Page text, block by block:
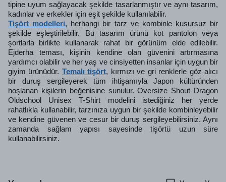
tipine uyum sağlayacak şekilde tasarlanmıştır ve aynı tasarım,
kadınlar ve erkekler için eşit şekilde kullanılabilir.
Tişört modelleri, herhangi bir tarz ve kombinle kusursuz bir
şekilde eşleştirilebilir. Bu tasarım ürünü kot pantolon veya
şortlarla birlikte kullanarak rahat bir görünüm elde edilebilir.
Ejderha teması, kişinin kendine olan güvenini artırmasına
yardımcı olabilir ve her yaş ve cinsiyetten insanlar için uygun bir
giyim ürünüdür. Temalı tişört, kırmızı ve gri renklerle göz alıcı
bir duruş sergileyerek tüm ihtişamıyla Japon kültüründen
hoşlanan kişilerin beğenisine sunulur. Oversize Shout Dragon
Oldschool Unisex T-Shirt modelini istediğiniz her yerde
rahatlıkla kullanabilir, tarzınıza uygun bir şekilde kombinleyebilir
ve kendine güvenen ve cesur bir duruş sergileyebilirsiniz. Aynı
zamanda sağlam yapısı sayesinde tişörtü uzun süre
kullanabilirsiniz.